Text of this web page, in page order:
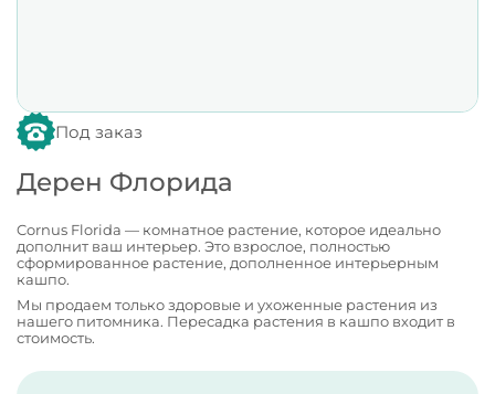
Под заказ
Дерен Флорида
Cornus Florida — комнатное растение, которое идеально
дополнит ваш интерьер. Это взрослое, полностью
сформированное растение, дополненное интерьерным
кашпо.
Мы продаем только здоровые и ухоженные растения из
нашего питомника. Пересадка растения в кашпо входит в
стоимость.